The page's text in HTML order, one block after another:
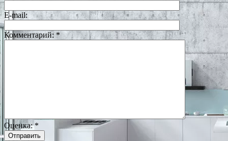
E-mail:
Комментарий: *
Оценка:*